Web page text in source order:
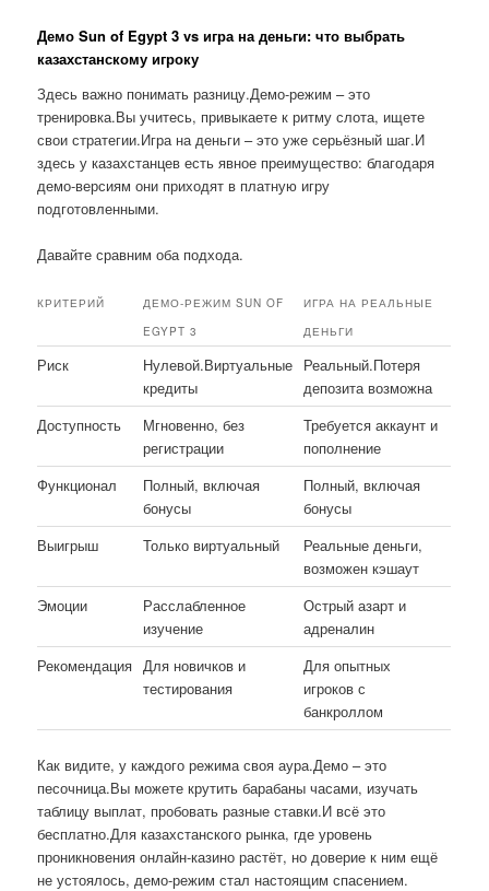
Демо Sun of Egypt 3 vs игра на деньги: что выбрать
казахстанскому игроку
Здесь важно понимать разницу.Демо-режим – это
тренировка.Вы учитесь, привыкаете к ритму слота, ищете
свои стратегии.Игра на деньги – это уже серьёзный шаг.И
здесь у казахстанцев есть явное преимущество: благодаря
демо-версиям они приходят в платную игру
подготовленными.
Давайте сравним оба подхода.
КРИТЕРИЙ
ДЕМО-РЕЖИМ SUN OF
EGYPT 3
ИГРА НА РЕАЛЬНЫЕ
ДЕНЬГИ
Риск
Нулевой.Виртуальные
кредиты
Реальный.Потеря
депозита возможна
Доступность
Мгновенно, без
регистрации
Требуется аккаунт и
пополнение
Функционал
Полный, включая
бонусы
Полный, включая
бонусы
Выигрыш
Только виртуальный
Реальные деньги,
возможен кэшаут
Эмоции
Расслабленное
изучение
Острый азарт и
адреналин
Рекомендация Для новичков и
тестирования
Для опытных
игроков с
банкроллом
Как видите, у каждого режима своя аура.Демо – это
песочница.Вы можете крутить барабаны часами, изучать
таблицу выплат, пробовать разные ставки.И всё это
бесплатно.Для казахстанского рынка, где уровень
проникновения онлайн-казино растёт, но доверие к ним ещё
не устоялось, демо-режим стал настоящим спасением.